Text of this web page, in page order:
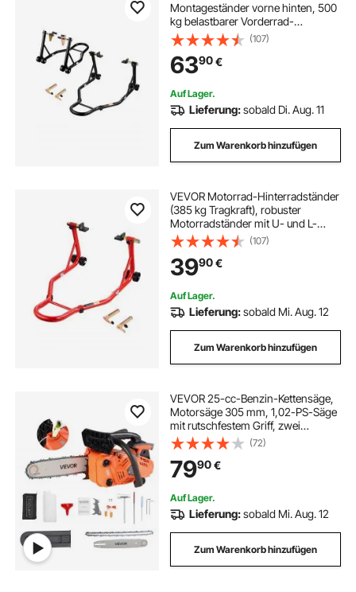
Montageständer vorne hinten, 500
kg belastbarer Vorderrad-
Doppelgabelständer, Hinterrad-
U+L-Gabel-Schwingarm-
Spulenständer, Motorradheber für
die meisten Motorräder
(107)
6390€
Auf Lager.
Lieferung:sobald Di. Aug. 11
Zum Warenkorb hinzufügen
VEVOR Motorrad-Hinterradständer
(385 kg Tragkraft), robuster
Motorradständer mit U- und L-
Gabelschwingenspule,
verstellbarer Motorrad-
Hebeständer für Suzuki Yamaha
Honda Kawasaki, rot
(107)
3990€
Auf Lager.
Lieferung:sobald Mi. Aug. 12
Zum Warenkorb hinzufügen
VEVOR 25-cc-Benzin-Kettensäge,
Motorsäge 305 mm, 1,02-PS-Säge
mit rutschfestem Griff, zwei
Kraftstofftanks und Not-Aus-
Funktion, max. 12000 U/min, zum
Holzfällen, Baumbeschneiden und
Roden
(72)
7990€
Auf Lager.
Lieferung:sobald Mi. Aug. 12
Zum Warenkorb hinzufügen